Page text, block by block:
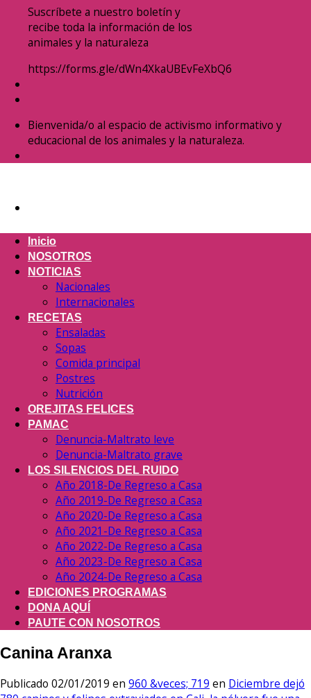
Suscríbete a nuestro boletín y
recibe toda la información de los
animales y la naturaleza
https://forms.gle/dWn4XkaUBEvFeXbQ6
Bienvenida/o al espacio de activismo informativo y
educacional de los animales y la naturaleza.
Inicio
NOSOTROS
NOTICIAS
Nacionales
Internacionales
RECETAS
Ensaladas
Sopas
Comida principal
Postres
Nutrición
OREJITAS FELICES
PAMAC
Denuncia-Maltrato leve
Denuncia-Maltrato grave
LOS SILENCIOS DEL RUIDO
Año 2018-De Regreso a Casa
Año 2019-De Regreso a Casa
Año 2020-De Regreso a Casa
Año 2021-De Regreso a Casa
Año 2022-De Regreso a Casa
Año 2023-De Regreso a Casa
Año 2024-De Regreso a Casa
EDICIONES PROGRAMAS
DONA AQUÍ
PAUTE CON NOSOTROS
Canina Aranxa
Publicado 02/01/2019 en 960 &veces; 719 en Diciembre dejó